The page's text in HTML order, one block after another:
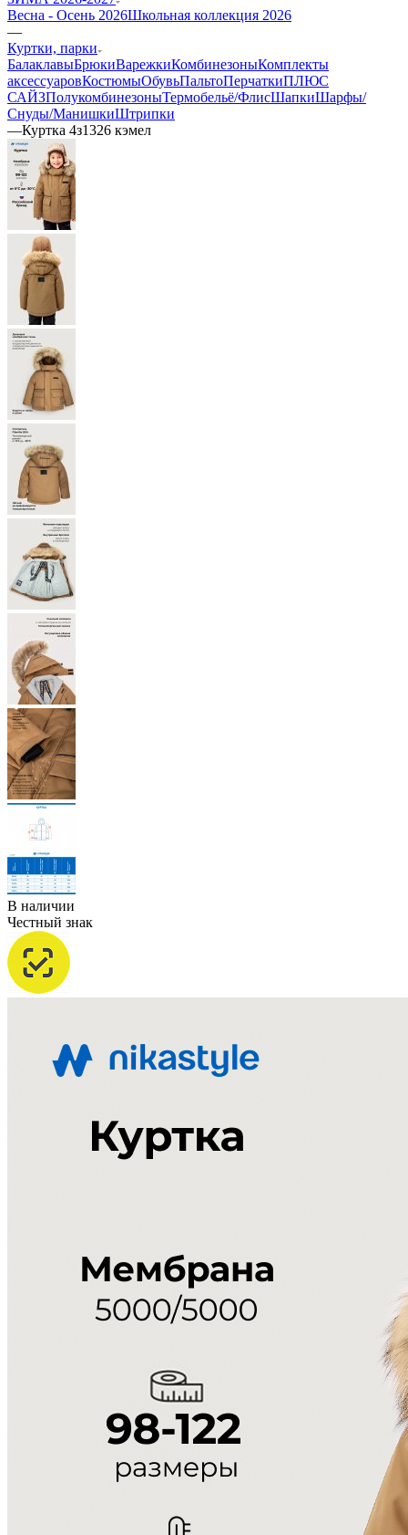
Весна - Осень 2026Школьная коллекция 2026
—
Куртки, парки
БалаклавыБрюкиВарежкиКомбинезоныКомплекты
аксессуаровКостюмыОбувьПальтоПерчаткиПЛЮС
САЙЗПолукомбинезоныТермобельё/ФлисШапкиШарфы/
Снуды/МанишкиШтрипки
—Куртка 4з1326 кэмел
В наличии
Честный знак